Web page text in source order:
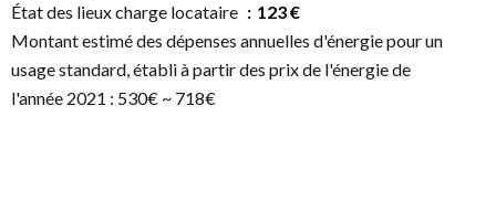
État des lieux charge locataire
123 €
Montant estimé des dépenses annuelles d'énergie pour un
usage standard, établi à partir des prix de l'énergie de
l'année 2021 : 530€ ~ 718€